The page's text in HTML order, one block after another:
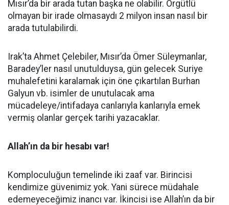
Mısır’da bir arada tutan başka ne olabilir. Örgütlü
olmayan bir irade olmasaydı 2 milyon insan nasıl bir
arada tutulabilirdi.
Irak’ta Ahmet Çelebiler, Mısır’da Ömer Süleymanlar,
Baradey’ler nasıl unutulduysa, gün gelecek Suriye
muhalefetini karalamak için öne çıkartılan Burhan
Galyun vb. isimler de unutulacak ama
mücadeleye/intifadaya canlarıyla kanlarıyla emek
vermiş olanlar gerçek tarihi yazacaklar.
Allah’ın da bir hesabı var!
Komploculuğun temelinde iki zaaf var. Birincisi
kendimize güvenimiz yok. Yani sürece müdahale
edemeyeceğimiz inancı var. İkincisi ise Allah’ın da bir